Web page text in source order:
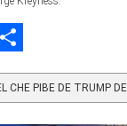
CHE PIBE DE TRUMP